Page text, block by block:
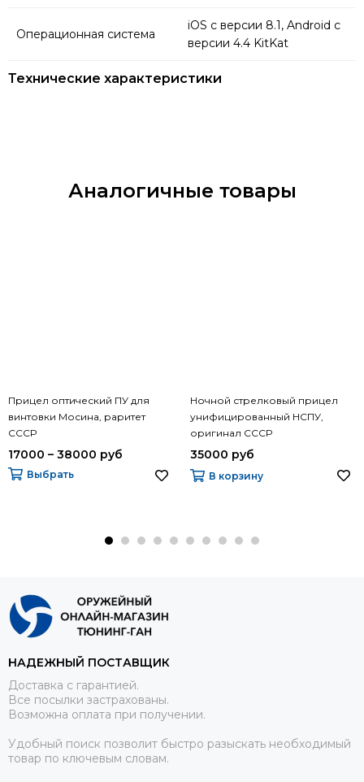
Технические характеристики
Операционная система
iOS с версии 8.1, Android с
версии 4.4 KitKat
Аналогичные товары
Прицел оптический ПУ для
винтовки Мосина, раритет
СССР
17000 – 38000 руб
Выбрать
Ночной стрелковый прицел
унифицированный НСПУ,
оригинал СССР
35000 руб
В корзину
НАДЕЖНЫЙ ПОСТАВЩИК
Доставка с гарантией.
Все посылки застрахованы.
Возможна оплата при получении.
Удобный поиск позволит быстро разыскать необходимый
товар по ключевым словам.